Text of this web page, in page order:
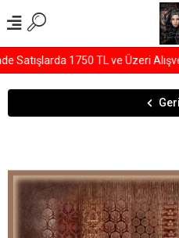
Satışlarda 1750 TL ve Üzeri